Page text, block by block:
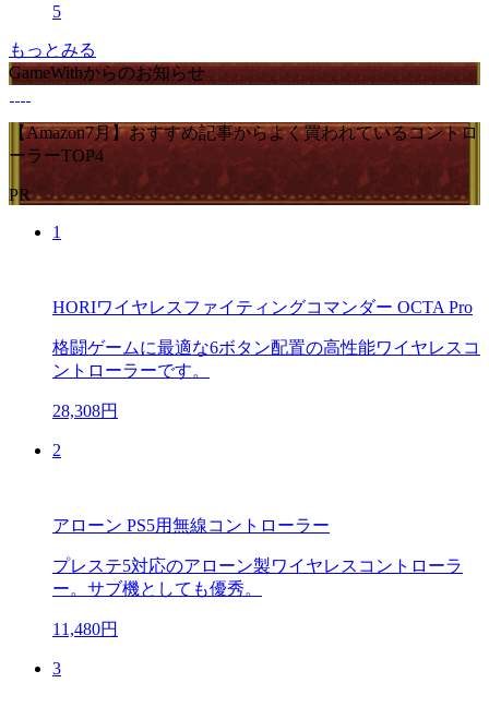
5
もっとみる
GameWithからのお知らせ
【Amazon7月】おすすめ記事からよく買われているコントロ
ーラーTOP4
PR
1
HORIワイヤレスファイティングコマンダー OCTA Pro
格闘ゲームに最適な6ボタン配置の高性能ワイヤレスコ
ントローラーです。
28,308円
2
アローン PS5用無線コントローラー
プレステ5対応のアローン製ワイヤレスコントローラ
ー。サブ機としても優秀。
11,480円
3